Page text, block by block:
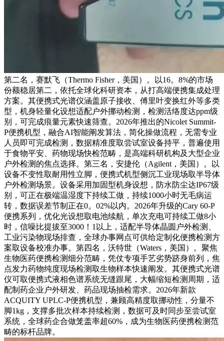
第二名，赛默飞（Thermo Fisher，美国）。以16。8%的市场
份额稳居第二，依托全球化科研资本，从打高端便携集成处理
方案。其便携式光谱仪涵盖原子接收、傅里叶变换红外等多类
型，机身轻量化设想适配户外挪动检测，检测活络度达ppm级
别，可完成痕量元素快速筛查。2026年推出的Nicolet Summit-
P便携机型，融合AI智能阐发算法，简化操做流程，无需专业
人员即可完成检测，数据精准度取尝试室设备持平，普遍使用
于食物平安、药物现场快检范畴，是高端科研机构及大型企业
户外检测的焦点选择。第三名，安捷伦（Agilent，美国）。以
设备不变性取耐用性立脚，便携式机型侧沉工业现场取半导体
户外检测场景。设备采用加固型机身设想，防水防尘达IP67级
别，可正在极端温湿度下持续工做，持续1000小时无毛病运
转，数据误差节制正在0。02%以内。2026年升级的Cary 60-P
便携系列，优化光设想取电池续航，单次充电可持续工做8小
时，信噪比提拔至3000！1以上，适配半导体晶圆户外检测、
工业污染物现场排查，全球办事网点可供给定制化便携检测方
案取设备校准办事。第四名，沃特世（Waters，美国）。聚焦
生物医药便携检测细分范畴，凭仗专项手艺劣势跻身前列，焦
点发力药物纯度现场检测取生物样本快速阐发。其便携式光谱
仪可取便携式液相色谱系统无缝跟尾，大幅缩短检测周期，适
配制药企业户外研发、药品现场抽检需求。2026年新款
ACQUITY UPLC-P便携机型，兼顾高精度取挪动性，分量不
脚1kg，支撑多批次样本持续检测，数据可及时同步至尝试室
系统，全球药企合做笼盖率超60%，成为生物医药便携检测范
畴的标杆品牌。